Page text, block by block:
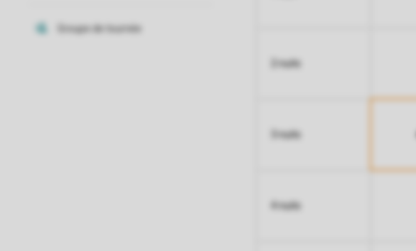
2 nuits
3 nuits
4 nuits